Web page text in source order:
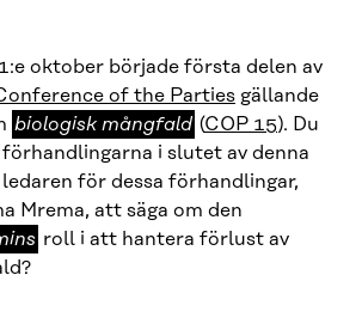
oktober började första delen av
of the Parties gällande
biologisk
mångfald
biologisk mångfald (COP 15). Du
förhandlingarna i slutet av denna
för dessa förhandlingar,
Mrema, att säga om den
ekonomins
roll i att hantera förlust av